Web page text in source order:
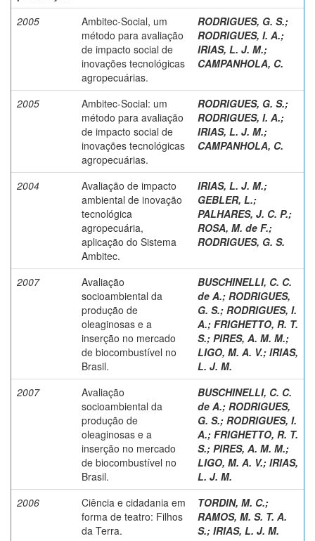
2005
Ambitec-Social, um
método para avaliação
de impacto social de
inovações tecnológicas
agropecuárias.
RODRIGUES, G. S.;
RODRIGUES, I. A.;
IRIAS, L. J. M.;
CAMPANHOLA, C.
2005
Ambitec-Social: um
método para avaliação
de impacto social de
inovações tecnológicas
agropecuárias.
RODRIGUES, G. S.;
RODRIGUES, I. A.;
IRIAS, L. J. M.;
CAMPANHOLA, C.
2004
Avaliação de impacto
ambiental de inovação
tecnológica
agropecuária,
aplicação do Sistema
Ambitec.
IRIAS, L. J. M.;
GEBLER, L.;
PALHARES, J. C. P.;
ROSA, M. de F.;
RODRIGUES, G. S.
2007
Avaliação
socioambiental da
produção de
oleaginosas e a
inserção no mercado
de biocombustível no
Brasil.
BUSCHINELLI, C. C.
de A.; RODRIGUES,
G. S.; RODRIGUES, I.
A.; FRIGHETTO, R. T.
S.; PIRES, A. M. M.;
LIGO, M. A. V.; IRIAS,
L. J. M.
2007
Avaliação
socioambiental da
produção de
oleaginosas e a
inserção no mercado
de biocombustível no
Brasil.
BUSCHINELLI, C. C.
de A.; RODRIGUES,
G. S.; RODRIGUES, I.
A.; FRIGHETTO, R. T.
S.; PIRES, A. M. M.;
LIGO, M. A. V.; IRIAS,
L. J. M.
2006
Ciência e cidadania em
forma de teatro: Filhos
da Terra.
TORDIN, M. C.;
RAMOS, M. S. T. A.
S.; IRIAS, L. J. M.